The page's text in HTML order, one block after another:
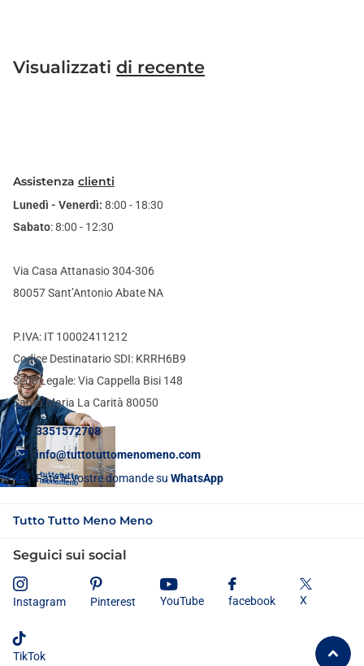
Visualizzati di recente
Assistenza clienti
Lunedì - Venerdì: 8:00 - 18:30
Sabato: 8:00 - 12:30
Via Casa Attanasio 304-306
80057 Sant’Antonio Abate NA
P.IVA: IT 10002411212
Codice Destinatario SDI: KRRH6B9
Sede Legale: Via Cappella Bisi 148
Santa Maria La Carità 80050
3351572708
info@tuttotuttomenomeno.com
Fate le vostre domande su WhatsApp
Tutto Tutto Meno Meno
Seguici sui social
Instagram Pinterest YouTube facebook X
TikTok